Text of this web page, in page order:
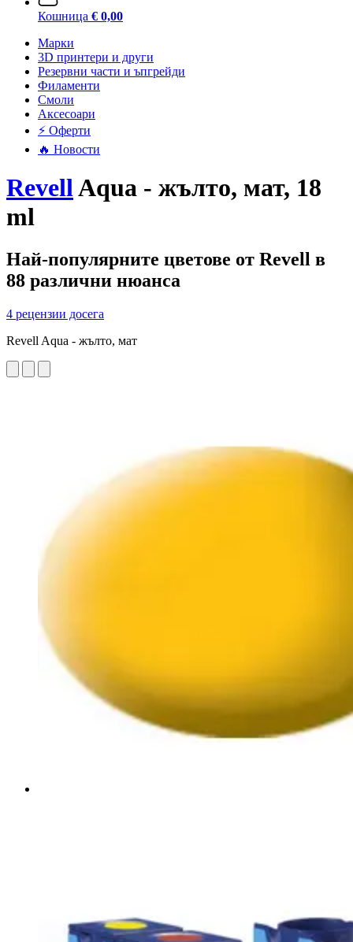
Кошница € 0,00
Mарки
3D принтери и други
Резервни части и ъпгрейди
Филаменти
Смоли
Аксесоари
⚡ Оферти
🔥 Новости
RevellAqua - жълто, мат, 18
ml
Най-популярните цветове от Revell в
88 различни нюанса
4 рецензии досега
Revell Aqua - жълто, мат